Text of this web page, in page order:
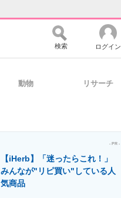
マーケ×ITの今がよく分かる
検索 ログイン
動物 リサーチ
- PR -
【iHerb】「迷ったらこれ！」
みんなが"リピ買い"している人
気商品